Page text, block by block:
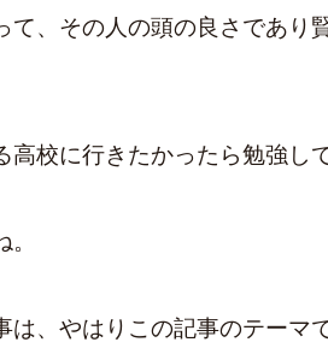
て、その人の頭の良さであり
高校に行きたかったら勉強し
は、やはりこの記事のテーマ